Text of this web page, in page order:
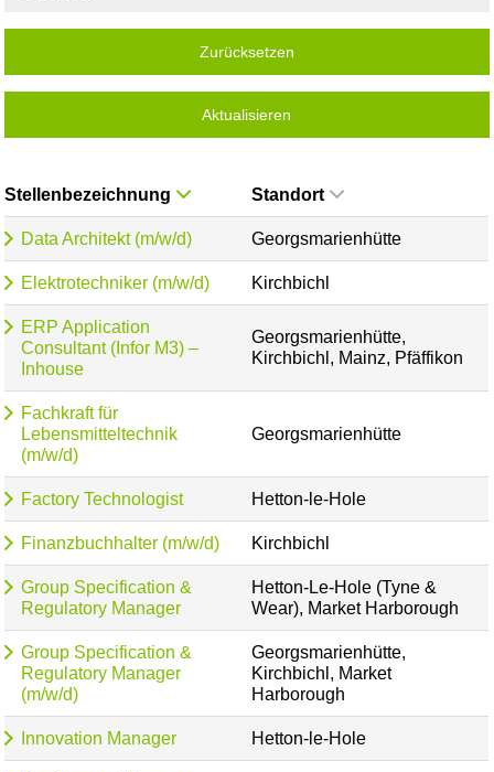
Zurücksetzen
Aktualisieren
Stellenbezeichnung Standort
Data Architekt (m/w/d) Georgsmarienhütte
Elektrotechniker (m/w/d) Kirchbichl
ERP Application
Consultant (Infor M3) –
Inhouse
Georgsmarienhütte,
Kirchbichl, Mainz, Pfäffikon
Fachkraft für
Lebensmitteltechnik
(m/w/d)
Georgsmarienhütte
Factory Technologist Hetton-le-Hole
Finanzbuchhalter (m/w/d) Kirchbichl
Group Specification &
Regulatory Manager
Hetton-Le-Hole (Tyne &
Wear), Market Harborough
Group Specification &
Regulatory Manager
(m/w/d)
Georgsmarienhütte,
Kirchbichl, Market
Harborough
Innovation Manager Hetton-le-Hole